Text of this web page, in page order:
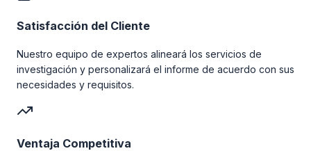
Satisfacción del Cliente
Nuestro equipo de expertos alineará los servicios de
investigación y personalizará el informe de acuerdo con sus
necesidades y requisitos.
Ventaja Competitiva